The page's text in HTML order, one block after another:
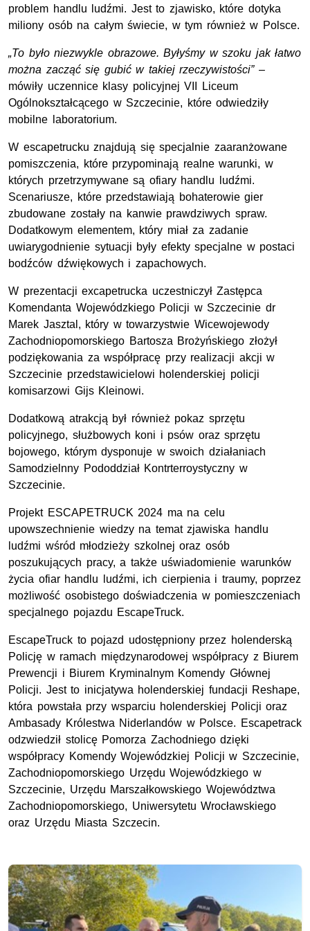
problem handlu ludźmi. Jest to zjawisko, które dotyka
miliony osób na całym świecie, w tym również w Polsce.
„To było niezwykle obrazowe. Byłyśmy w szoku jak łatwo
można zacząć się gubić w takiej rzeczywistości”–
mówiły uczennice klasy policyjnej VII Liceum
Ogólnokształcącego w Szczecinie, które odwiedziły
mobilne laboratorium.
W escapetrucku znajdują się specjalnie zaaranżowane
pomiszczenia, które przypominają realne warunki, w
których przetrzymywane są ofiary handlu ludźmi.
Scenariusze, które przedstawiają bohaterowie gier
zbudowane zostały na kanwie prawdziwych spraw.
Dodatkowym elementem, który miał za zadanie
uwiarygodnienie sytuacji były efekty specjalne w postaci
bodźców dźwiękowych i zapachowych.
W prezentacji excapetrucka uczestniczył Zastępca
Komendanta Wojewódzkiego Policji w Szczecinie dr
Marek Jasztal, który w towarzystwie Wicewojewody
Zachodniopomorskiego Bartosza Brożyńskiego złożył
podziękowania za współpracę przy realizacji akcji w
Szczecinie przedstawicielowi holenderskiej policji
komisarzowi Gijs Kleinowi.
Dodatkową atrakcją był również pokaz sprzętu
policyjnego, służbowych koni i psów oraz sprzętu
bojowego, którym dysponuje w swoich działaniach
Samodzielnny Pododdział Kontrterroystyczny w
Szczecinie.
Projekt ESCAPETRUCK 2024 ma na celu
upowszechnienie wiedzy na temat zjawiska handlu
ludźmi wśród młodzieży szkolnej oraz osób
poszukujących pracy, a także uświadomienie warunków
życia ofiar handlu ludźmi, ich cierpienia i traumy, poprzez
możliwość osobistego doświadczenia w pomieszczeniach
specjalnego pojazdu EscapeTruck.
EscapeTruck to pojazd udostępniony przez holenderską
Policję w ramach międzynarodowej współpracy z Biurem
Prewencji i Biurem Kryminalnym Komendy Głównej
Policji. Jest to inicjatywa holenderskiej fundacji Reshape,
która powstała przy wsparciu holenderskiej Policji oraz
Ambasady Królestwa Niderlandów w Polsce. Escapetrack
odzwiedził stolicę Pomorza Zachodniego dzięki
współpracy Komendy Wojewódzkiej Policji w Szczecinie,
Zachodniopomorskiego Urzędu Wojewódzkiego w
Szczecinie, Urzędu Marszałkowskiego Województwa
Zachodniopomorskiego, Uniwersytetu Wrocławskiego
oraz Urzędu Miasta Szczecin.